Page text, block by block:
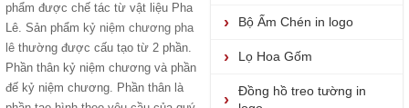
phẩm được chế tác từ vật liệu Pha
Lê. Sản phẩm kỷ niệm chương pha
lê thường được cấu tạo từ 2 phần.
Phần thân kỷ niệm chương và phần
đế kỷ niệm chương. Phần thân là
Bộ Ấm Chén in logo
Lọ Hoa Gốm
Đồng hồ treo tường in